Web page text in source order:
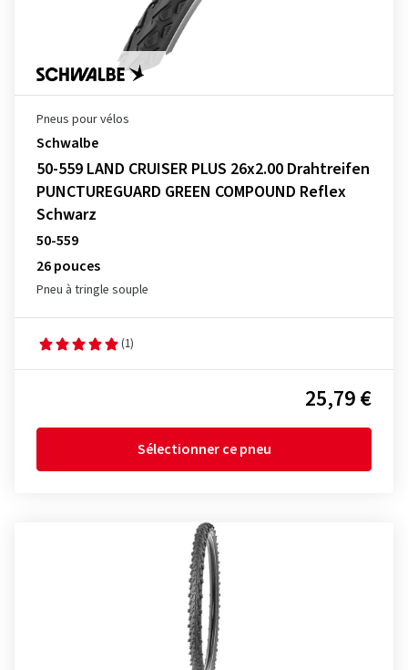
Pneus pour vélos
Schwalbe
50-559 LAND CRUISER PLUS 26x2.00 Drahtreifen
PUNCTUREGUARD GREEN COMPOUND Reflex
Schwarz
50-559
26 pouces
Pneu à tringle souple
(1)
25,79 €
Sélectionner ce pneu